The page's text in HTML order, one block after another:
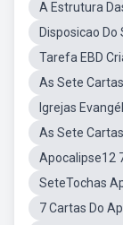
A Estrutura
Disposicao
Tarefa EBD
As Sete
Igrejas
As Sete
Apocalipse12
SeteTochas
7 Cartas Do